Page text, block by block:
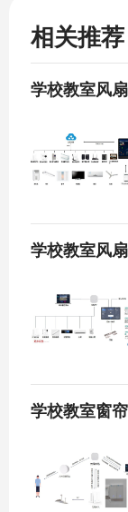
相关推荐
学校教室风
学校教室风
学校教室窗